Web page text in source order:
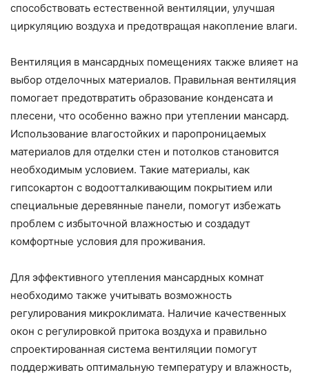
способствовать естественной вентиляции, улучшая
циркуляцию воздуха и предотвращая накопление влаги.
Вентиляция в мансардных помещениях также влияет на
выбор отделочных материалов. Правильная вентиляция
помогает предотвратить образование конденсата и
плесени, что особенно важно при утеплении мансард.
Использование влагостойких и паропроницаемых
материалов для отделки стен и потолков становится
необходимым условием. Такие материалы, как
гипсокартон с водоотталкивающим покрытием или
специальные деревянные панели, помогут избежать
проблем с избыточной влажностью и создадут
комфортные условия для проживания.
Для эффективного утепления мансардных комнат
необходимо также учитывать возможность
регулирования микроклимата. Наличие качественных
окон с регулировкой притока воздуха и правильно
спроектированная система вентиляции помогут
поддерживать оптимальную температуру и влажность,